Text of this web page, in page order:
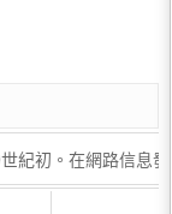
紀初。在網路信息